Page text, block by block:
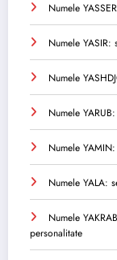
Numele
Numele
Numele
Numele
Numele
Numele YALA:
Numele
personalitate